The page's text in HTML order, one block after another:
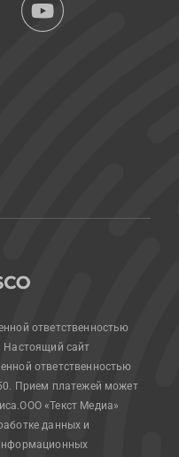
ответственностью
Настоящий сайт
ответственностью
Прием платежей может
ООО «Текст Медиа»
данных и